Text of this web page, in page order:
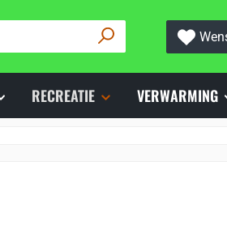
RECREATIE VERWARMING